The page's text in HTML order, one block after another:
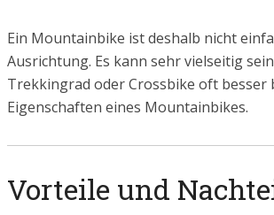
Ein Mountainbike ist deshalb nicht
Ausrichtung. Es kann sehr vielseitig
Trekkingrad oder Crossbike oft besser
Eigenschaften eines Mountainbikes.
Vorteile und